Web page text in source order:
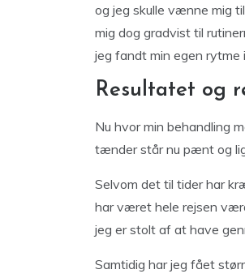
og jeg skulle vænne mig
mig dog gradvist til
jeg fandt min egen rytme
Resultatet og
Nu hvor min behandling
tænder står nu pænt og
Selvom det til tider har
har været hele rejsen
jeg er stolt af at have
Samtidig har jeg fået